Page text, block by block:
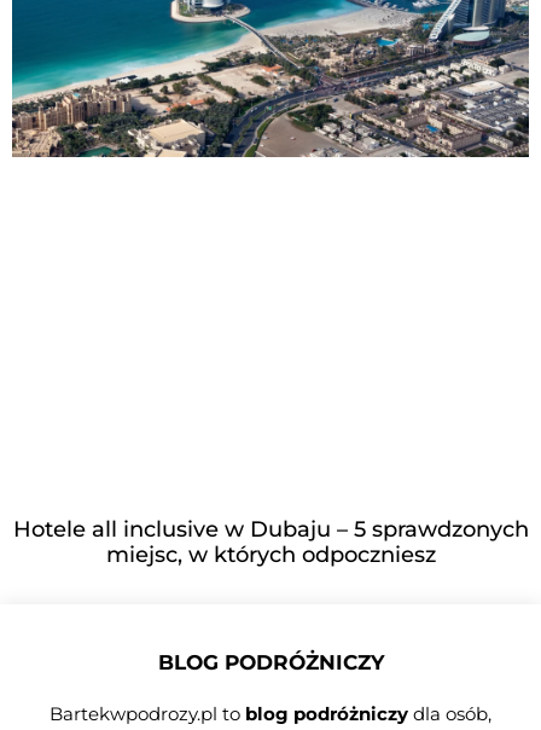
Hotele all inclusive w Dubaju – 5 sprawdzonych
miejsc, w których odpoczniesz
BLOG PODRÓŻNICZY
Bartekwpodrozy.pl to blog podróżniczy dla osób,